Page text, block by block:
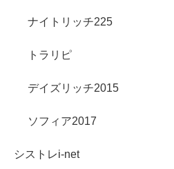
ナイトリッチ225
トラリピ
デイズリッチ2015
ソフィア2017
シストレi-net